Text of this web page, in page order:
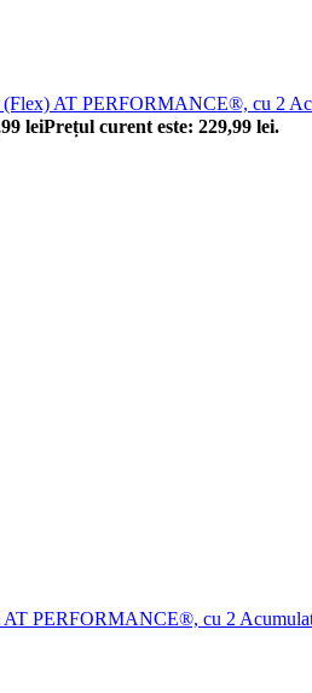
AT PERFORMANCE®, cu 2
leiPrețul curent este: 229,99 lei.
AT PERFORMANCE®, cu 2